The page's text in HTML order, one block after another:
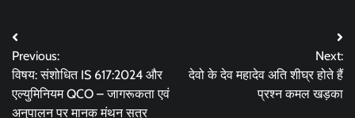
Post
navigation
Previous:
विषय: संशोधित IS 617:2024 और
एल्युमिनियम QCO – जागरूकता एवं
अनुपालन पर मानक मंथन सत्र
Next:
देवो के देव महादेव अति शीघ्र होते हैं
प्रश्न कमल खड़का